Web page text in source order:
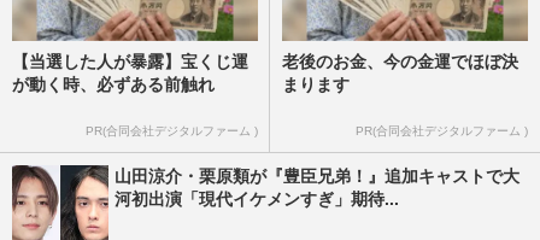
【当選した人が暴露】宝くじ運
が動く時、必ずある前触れ
PR(合同会社デジタルファーム )
老後のお金、今の金運でほぼ決
まります
PR(合同会社デジタルファーム )
山田涼介・栗原類が『豊臣兄弟！』追加キャストで大
河初出演「現代イケメンすぎ」期待...